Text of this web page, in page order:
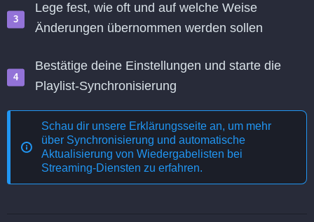
Lege fest, wie oft und auf welche Weise
Änderungen übernommen werden sollen
Bestätige deine Einstellungen und starte die
Playlist-Synchronisierung
Schau dir unsere Erklärungsseite an, um mehr
über Synchronisierung und automatische
Aktualisierung von Wiedergabelisten bei
Streaming-Diensten zu erfahren.